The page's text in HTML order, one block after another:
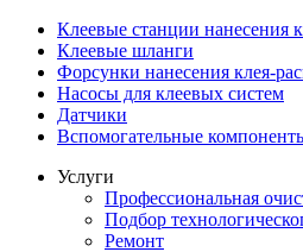
Клеевые станции нанесения
Клеевые шланги
Форсунки нанесения клея-
Насосы для клеевых систем
Датчики
Вспомогательные
Услуги
Профессиональная
Подбор
Ремонт